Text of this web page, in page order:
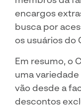
encargos
busca por
os usuários do
Em resumo, o
uma
vão desde a
descontos